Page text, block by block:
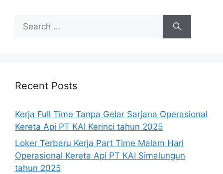
for:
Recent Posts
Kerja Full Time Tanpa Gelar Sarjana Operasional
Kereta Api PT KAI Kerinci tahun 2025
Loker Terbaru Kerja Part Time Malam Hari
Operasional Kereta Api PT KAI Simalungun
tahun 2025